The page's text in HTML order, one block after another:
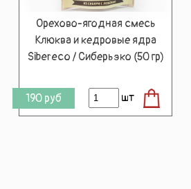
Орехово-ягодная смесь
Клюква и кедровые ядра
Sibereco / Сиберьэко (50 гр)
190 руб шт